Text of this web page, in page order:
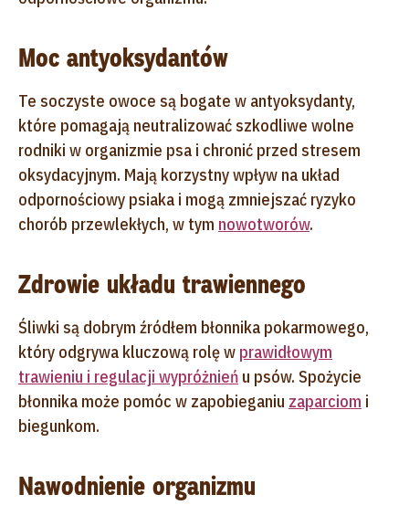
Moc antyoksydantów
Te soczyste owoce są bogate w antyoksydanty,
które pomagają neutralizować szkodliwe wolne
rodniki w organizmie psa i chronić przed stresem
oksydacyjnym. Mają korzystny wpływ na układ
odpornościowy psiaka i mogą zmniejszać ryzyko
chorób przewlekłych, w tym nowotworów.
Zdrowie układu trawiennego
Śliwki są dobrym źródłem błonnika pokarmowego,
który odgrywa kluczową rolę w prawidłowym
trawieniu i regulacji wypróżnień u psów. Spożycie
błonnika może pomóc w zapobieganiu zaparciom i
biegunkom.
Nawodnienie organizmu